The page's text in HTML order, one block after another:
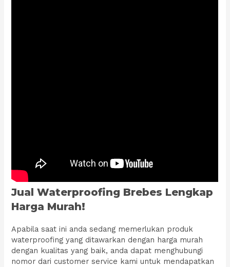
Jual Waterproofing Brebes Lengkap
Harga Murah!
Apabila saat ini anda sedang memerlukan produk
waterproofing yang ditawarkan dengan harga murah
dengan kualitas yang baik, anda dapat menghubungi
nomor dari customer service kami untuk mendapatkan